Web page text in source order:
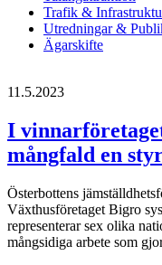
Trafik &
Utredningar &
Ägarskifte
11.5.2023
I
mångfald en
Österbottens
Växthusföretaget Bigro
representerar sex olika
mångsidiga arbete som